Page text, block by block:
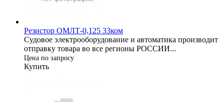
Резистор ОМЛТ-0,125 33ком
Судовое электрооборудование и автоматика производит
отправку товара во все регионы РОССИИ...
Цена по запросу
Купить